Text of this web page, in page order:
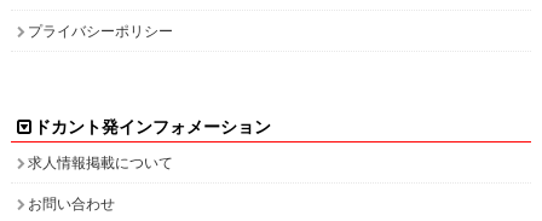
プライバシーポリシー
ドカント発インフォメーション
求人情報掲載について
お問い合わせ